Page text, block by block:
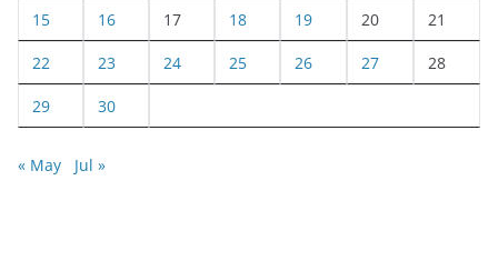
15 16 17 18 19 20 21
22 23 24 25 26 27 28
29 30
« May Jul »